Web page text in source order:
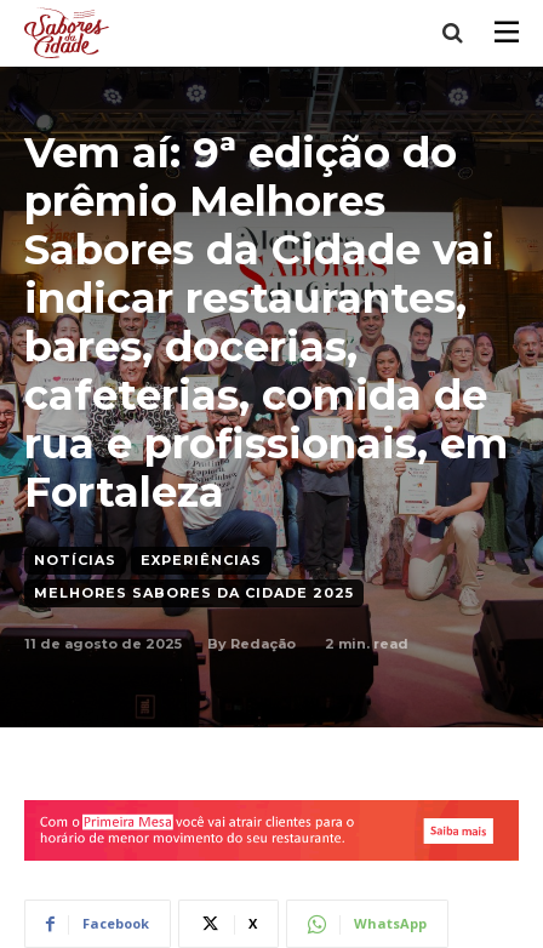
Vem aí: 9ª edição do
prêmio Melhores
Sabores da Cidade vai
indicar restaurantes,
bares, docerias,
cafeterias, comida de
rua e profissionais, em
Fortaleza
NOTÍCIAS
EXPERIÊNCIAS
MELHORES SABORES DA CIDADE 2025
11 de agosto de 2025 By Redação 2min. read
Facebook X WhatsApp